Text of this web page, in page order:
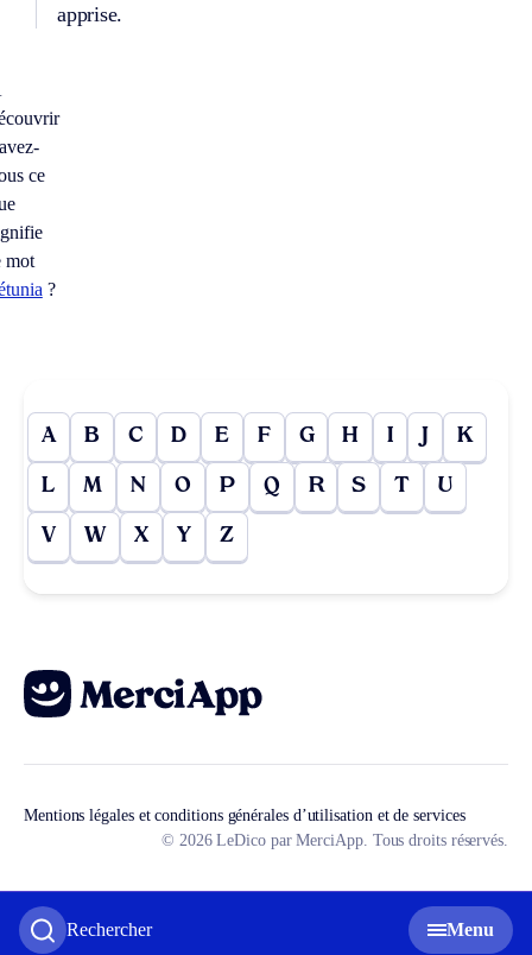
Rechercher Menu
apprise.
ce
mot
?
A B C D E F G H I J K
L M N O P Q R S T U
V W X Y Z
Mentions légales et conditions générales d’utilisation et de services
© 2026 LeDico par MerciApp. Tous droits réservés.